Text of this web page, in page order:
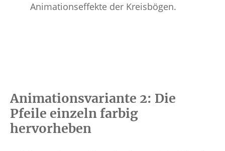
Animationseffekte der Kreisbögen.
Animationsvariante 2: Die
Pfeile einzeln farbig
hervorheben